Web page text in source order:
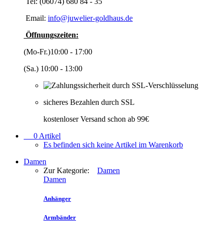
Email: info@juwelier-goldhaus.de
Öffnungszeiten:
(Mo-Fr.)10:00 - 17:00
(Sa.) 10:00 - 13:00
sicheres Bezahlen durch SSL
kostenloser Versand schon ab 99€
0 Artikel
Es befinden sich keine Artikel im Warenkorb
Damen
Zur Kategorie: Damen
Damen
Anhänger
Armbänder